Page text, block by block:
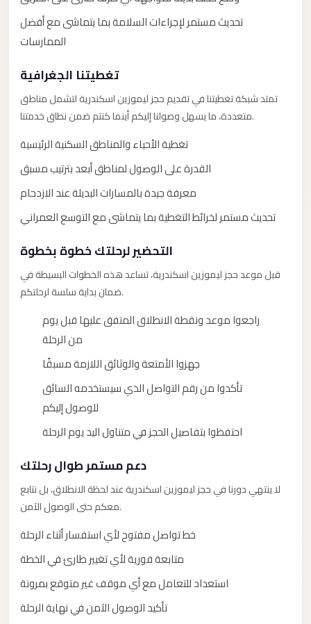
تحديث مستمر لإجراءات السلامة بما يتماشى مع أفضل
الممارسات
تغطيتنا الجغرافية
تمتد شبكة تغطيتنا في تقديم حجز ليموزين اسكندرية لتشمل مناطق
متعددة، ما يسهل وصولنا إليكم أينما كنتم ضمن نطاق خدمتنا.
تغطية الأحياء والمناطق السكنية الرئيسية
القدرة على الوصول لمناطق أبعد بترتيب مسبق
معرفة جيدة بالمسارات البديلة عند الازدحام
تحديث مستمر لخرائط التغطية بما يتماشى مع التوسع العمراني
التحضير لرحلتك خطوة بخطوة
قبل موعد حجز ليموزين اسكندرية، تساعد هذه الخطوات البسيطة في
ضمان بداية سلسة لرحلتكم.
راجعوا موعد ونقطة الانطلاق المتفق عليها قبل يوم
من الرحلة
جهزوا الأمتعة والوثائق اللازمة مسبقًا
تأكدوا من رقم التواصل الذي سيستخدمه السائق
للوصول إليكم
احتفظوا بتفاصيل الحجز في متناول اليد يوم الرحلة
دعم مستمر طوال رحلتك
لا ينتهي دورنا في حجز ليموزين اسكندرية عند لحظة الانطلاق، بل نتابع
معكم حتى الوصول الآمن.
خط تواصل مفتوح لأي استفسار أثناء الرحلة
متابعة فورية لأي تغيير طارئ في الخطة
استعداد للتعامل مع أي موقف غير متوقع بمرونة
تأكيد الوصول الآمن في نهاية الرحلة
Limousine
Service
Alexandria
Cairo
Port
Said
Limousine
Service
Port
Said
Limousine
October
Transfer
from
Limousine
Service
North
Coast
Limousine
Capital
Taxi